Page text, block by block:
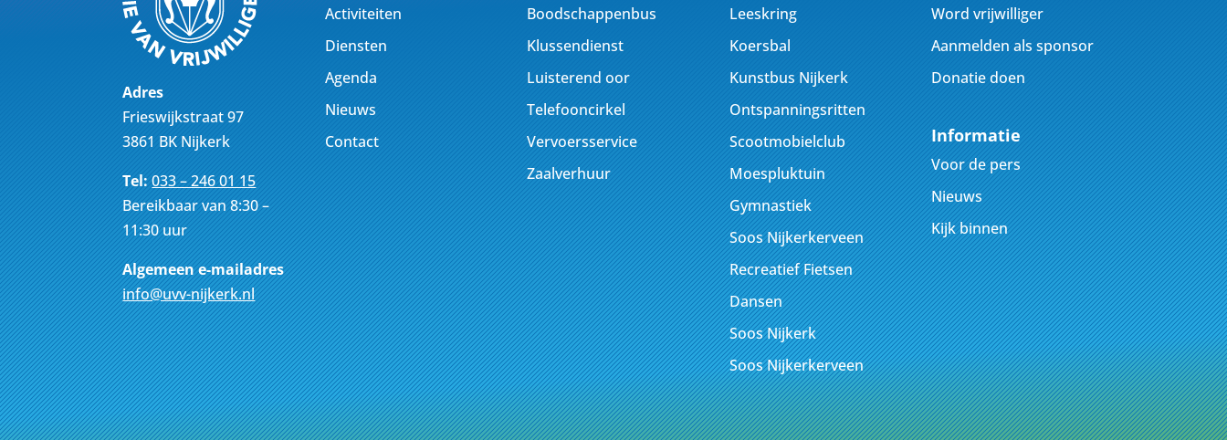
Adres
Frieswijkstraat 97
3861 BK Nijkerk
Tel: 033 – 246 01 15
Bereikbaar van 8:30 –
11:30 uur
Algemeen e-mailadres
info@uvv-nijkerk.nl
Activiteiten
Diensten
Agenda
Nieuws
Contact
Boodschappenbus
Klussendienst
Luisterend oor
Telefooncirkel
Vervoersservice
Zaalverhuur
Leeskring
Koersbal
Kunstbus Nijkerk
Ontspanningsritten
Scootmobielclub
Moespluktuin
Gymnastiek
Soos Nijkerkerveen
Recreatief Fietsen
Dansen
Soos Nijkerk
Soos Nijkerkerveen
Word vrijwilliger
Aanmelden als sponsor
Donatie doen
Informatie
Voor de pers
Nieuws
Kijk binnen